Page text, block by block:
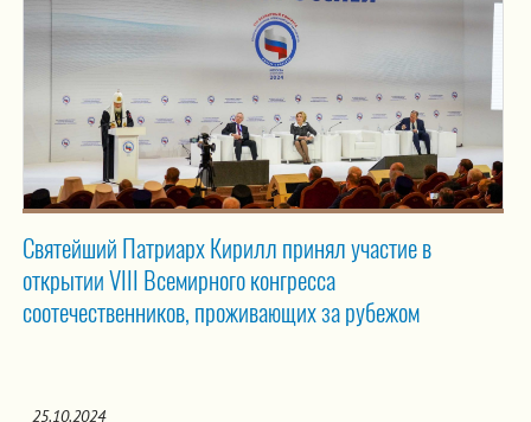
Святейший Патриарх Кирилл принял участие в
открытии VIII Всемирного конгресса
соотечественников, проживающих за рубежом
25.10.2024